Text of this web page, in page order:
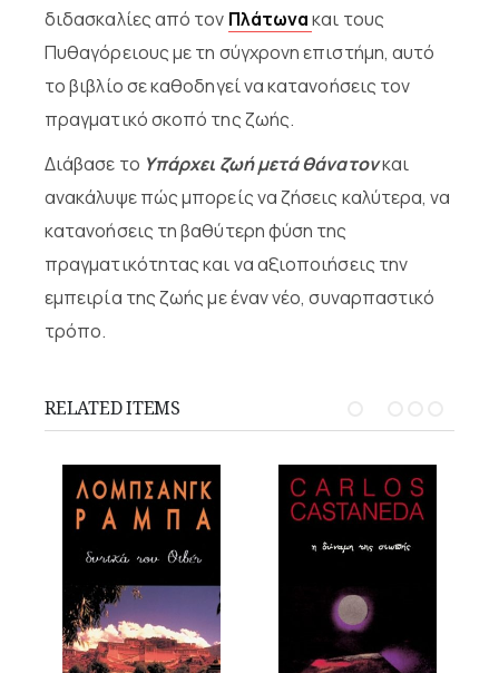
διδασκαλίες από τον Πλάτωνακαι τους
Πυθαγόρειους με τη σύγχρονη επιστήμη, αυτό
το βιβλίο σε καθοδηγεί να κατανοήσεις τον
πραγματικό σκοπό της ζωής.
Διάβασε το Υπάρχει ζωή μετά θάνατονκαι
ανακάλυψε πώς μπορείς να ζήσεις καλύτερα, να
κατανοήσεις τη βαθύτερη φύση της
πραγματικότητας και να αξιοποιήσεις την
εμπειρία της ζωής με έναν νέο, συναρπαστικό
τρόπο.
RELATED ITEMS